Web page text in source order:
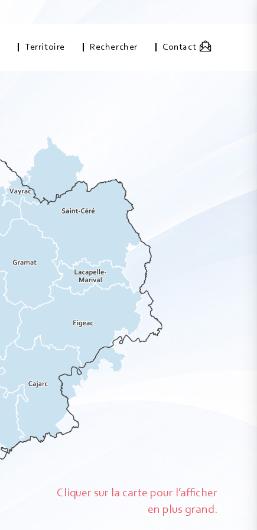
Territoire Rechercher Contact
Cliquer sur la carte pour l’afficher
en plus grand.